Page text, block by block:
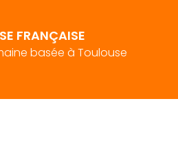
FRANÇAISE
basée à Toulouse